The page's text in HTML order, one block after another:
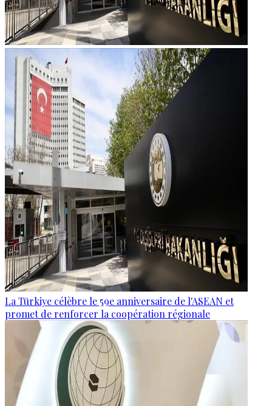
La Türkiye célèbre le 59e anniversaire de l'ASEAN et
promet de renforcer la coopération régionale